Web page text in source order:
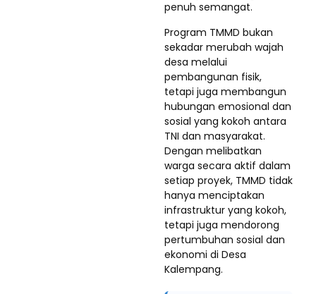
penuh semangat.
Program TMMD bukan
sekadar merubah wajah
desa melalui
pembangunan fisik,
tetapi juga membangun
hubungan emosional dan
sosial yang kokoh antara
TNI dan masyarakat.
Dengan melibatkan
warga secara aktif dalam
setiap proyek, TMMD tidak
hanya menciptakan
infrastruktur yang kokoh,
tetapi juga mendorong
pertumbuhan sosial dan
ekonomi di Desa
Kalempang.